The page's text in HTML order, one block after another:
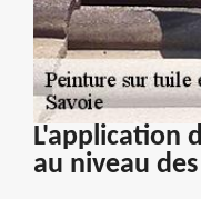
L'application
au niveau